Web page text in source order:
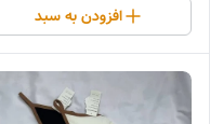
افزودن به سبد